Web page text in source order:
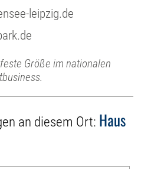
leipzig.de
Größe im nationalen
an diesem Ort: Haus